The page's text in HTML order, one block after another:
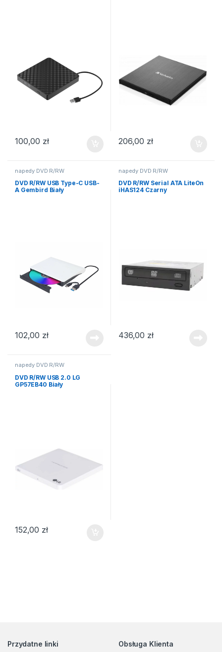
100,00 zł 206,00 zł
napedy DVD R/RW
DVD R/RW USB Type-C USB-
A Gembird Biały
102,00 zł
napedy DVD R/RW
DVD R/RW Serial ATA LiteOn
iHAS124 Czarny
436,00 zł
napedy DVD R/RW
DVD R/RW USB 2.0 LG
GP57EB40 Biały
152,00 zł
Przydatne linki Obsługa Klienta